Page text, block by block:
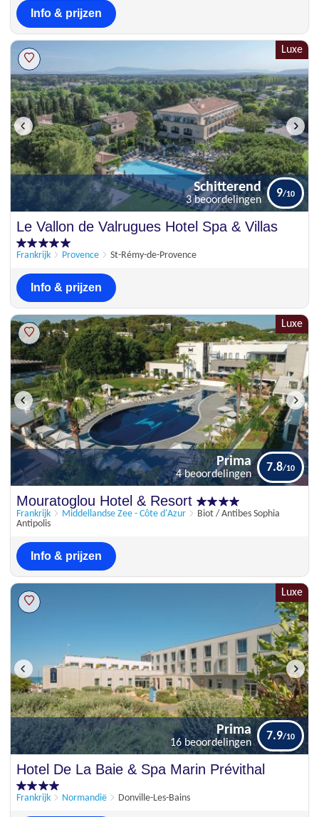
Info & prijzen
Luxe
Schitterend
3 beoordelingen
9
Le Vallon de Valrugues Hotel Spa & Villas
Frankrijk Provence St-Rémy-de-Provence
Schitterend
3 beoordelingen
9
Info & prijzen
Luxe
Prima
4 beoordelingen
Mouratoglou Hotel & Resort
Frankrijk Middellandse Zee - Côte d'Azur
Biot / Antibes Sophia
Antipolis
Prima
4 beoordelingen
7.8
Info & prijzen
Luxe
Prima
Hotel De La Baie & Spa Marin Prévithal
Frankrijk Normandië Donville-Les-Bains
Prima
16 beoordelingen
7.9